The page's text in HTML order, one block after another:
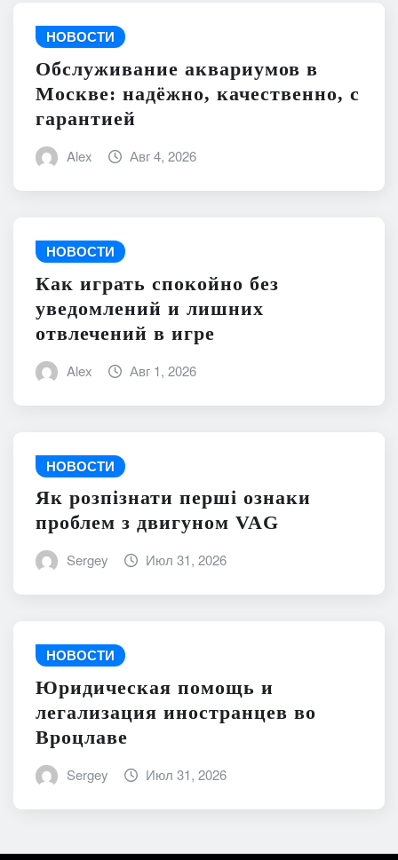
НОВОСТИ
Обслуживание аквариумов в
Москве: надёжно, качественно, с
гарантией
Alex Авг 4, 2026
НОВОСТИ
Как играть спокойно без
уведомлений и лишних
отвлечений в игре
Alex Авг 1, 2026
НОВОСТИ
Як розпізнати перші ознаки
проблем з двигуном VAG
Sergey Июл 31, 2026
НОВОСТИ
Юридическая помощь и
легализация иностранцев во
Вроцлаве
Sergey Июл 31, 2026